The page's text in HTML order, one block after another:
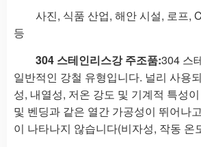
사진, 식품 산업, 해안 시설, 로프,
등
304 스테인리스강 주조품:304 스
일반적인 강철 유형입니다. 널리 사용
성, 내열성, 저온 강도 및 기계적 특성
및 벤딩과 같은 열간 가공성이 뛰어나
이 나타나지 않습니다(비자성, 작동